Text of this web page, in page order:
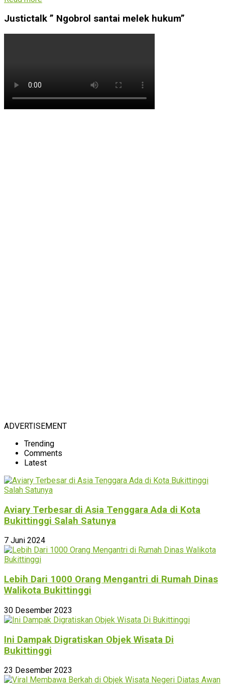
Justictalk ” Ngobrol santai melek hukum”
ADVERTISEMENT
Trending
Comments
Latest
Aviary Terbesar di Asia Tenggara Ada di Kota
Bukittinggi Salah Satunya
7 Juni 2024
Lebih Dari 1000 Orang Mengantri di Rumah Dinas
Walikota Bukittinggi
30 Desember 2023
Ini Dampak Digratiskan Objek Wisata Di
Bukittinggi
23 Desember 2023